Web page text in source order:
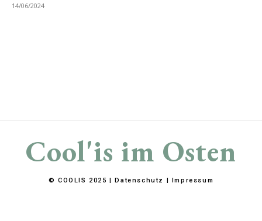
14/06/2024
Cool'is im Osten
© COOLIS 2025 |Datenschutz | Impressum